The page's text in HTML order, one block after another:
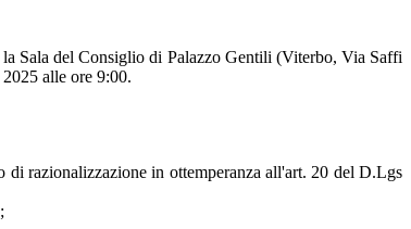
Sala del Consiglio di Palazzo Gentili (Viterbo, Via Saffi
alle ore 9:00.
razionalizzazione in ottemperanza all'art. 20 del D.Lgs